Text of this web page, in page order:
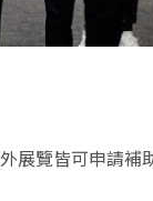
展覽皆可申請